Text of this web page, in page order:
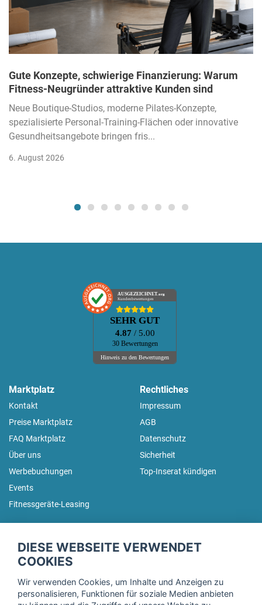
Gute Konzepte, schwierige Finanzierung: Warum
Fitness-Neugründer attraktive Kunden sind
Neue Boutique-Studios, moderne Pilates-Konzepte,
spezialisierte Personal-Training-Flächen oder innovative
Gesundheitsangebote bringen fris...
6. August 2026
AUSGEZEICHNET.org
Kundenbewertungen
SEHR GUT
4.87 / 5.00
30 Bewertungen
Hinweis zu den Bewertungen
Marktplatz
Kontakt
Preise Marktplatz
FAQ Marktplatz
Über uns
Werbebuchungen
Events
Fitnessgeräte-Leasing
Rechtliches
Impressum
AGB
Datenschutz
Sicherheit
Top-Inserat kündigen
Trage dich hier für unseren Newsletter ein und erhalte regelmäßig
DIESE WEBSEITE VERWENDET
COOKIES
Wir verwenden Cookies, um Inhalte und Anzeigen zu
personalisieren, Funktionen für soziale Medien anbieten